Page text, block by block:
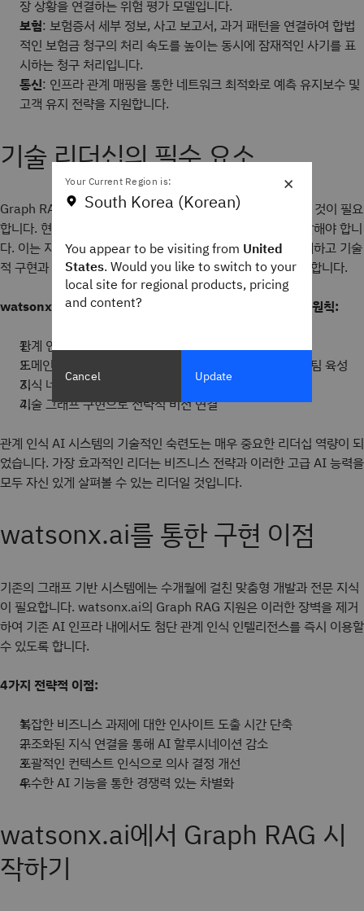
장 상황을 연결하는 위험 평가 모델입니다.
보험: 보험증서 세부 정보, 사고 보고서, 과거 패턴을 연결하여 합법
적인 보험금 청구의 처리 속도를 높이는 동시에 잠재적인 사기를 표
시하는 청구 처리입니다.
통신: 인프라 관계 매핑을 통한 네트워크 최적화로 예측 유지보수 및
고객 유지 전략을 지원합니다.
기술 리더십의 필수 요소
Graph RAG 기능을 성공적으로 활용하려면 도구 배포 이상의 것이 필요
합니다. 현대의 리더는 조직 내에서 그래프적 사고 역량을 개발해야 합니
다. 이는 지식 관계가 어떻게 비즈니스 가치를 창출하는지 이해하고 기술
적 구현과 전략적 결과를 연결하는 능력을 구축하는 것을 의미합니다.
watsonx.ai에서 Graph RAG를 활용하기 위한 4가지 핵심 원칙:
관계 인식 AI 시스템에 대한 기본 이해 형성
도메인 전문 지식과 그래프 개념을 모두 이해하는 부서 간 팀 육성
지식 네트워크 최적화에 대한 지속적인 학습 수용
기술 그래프 구현으로 전략적 비전 연결
관계 인식 AI 시스템의 기술적인 숙련도는 매우 중요한 리더십 역량이 되
었습니다. 가장 효과적인 리더는 비즈니스 전략과 이러한 고급 AI 능력을
모두 자신 있게 살펴볼 수 있는 리더일 것입니다.
watsonx.ai를 통한 구현 이점
기존의 그래프 기반 시스템에는 수개월에 걸친 맞춤형 개발과 전문 지식
이 필요합니다. watsonx.ai의 Graph RAG 지원은 이러한 장벽을 제거
하여 기존 AI 인프라 내에서도 첨단 관계 인식 인텔리전스를 즉시 이용할
수 있도록 합니다.
4가지 전략적 이점:
복잡한 비즈니스 과제에 대한 인사이트 도출 시간 단축
구조화된 지식 연결을 통해 AI 할루시네이션 감소
포괄적인 컨텍스트 인식으로 의사 결정 개선
우수한 AI 기능을 통한 경쟁력 있는 차별화
watsonx.ai에서 Graph RAG 시
작하기
×
Your Current Region is:
South Korea (Korean)
You appear to be visiting from United
States. Would you like to switch to your
local site for regional products, pricing
and content?
Cancel Update